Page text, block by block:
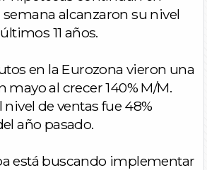
alcanzaron su nivel
11 años.
en la Eurozona vieron una
mayo al crecer 140% M/M.
de ventas fue 48%
año pasado.
está buscando implementar